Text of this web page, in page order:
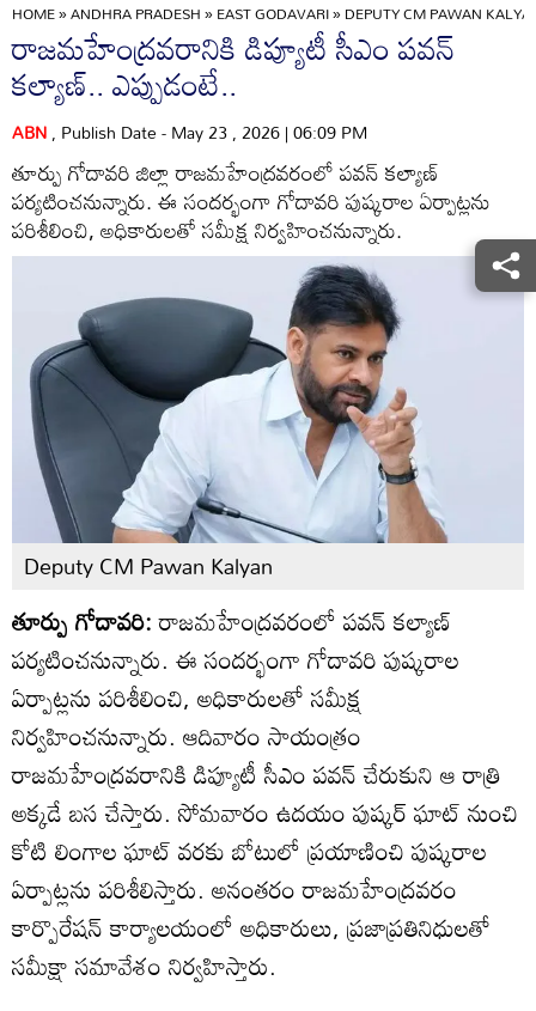
HOME»ANDHRA PRADESH»EAST GODAVARI»DEPUTY CM PAWAN
రాజమహేంద్రవరానికి డిప్యూటీ సీఎం పవన్
కల్యాణ్.. ఎప్పుడంటే..
ABN, Publish Date - May 23 , 2026 | 06:09 PM
తూర్పు గోదావరి జిల్లా రాజమహేంద్రవరంలో పవన్ కల్యాణ్
పర్యటించనున్నారు. ఈ సందర్భంగా గోదావరి పుష్కరాల ఏర్పాట్లను
పరిశీలించి, అధికారులతో సమీక్ష నిర్వహించనున్నారు.
Deputy CM Pawan Kalyan
తూర్పు గోదావరి:రాజమహేంద్రవరంలో పవన్ కల్యాణ్
పర్యటించనున్నారు. ఈ సందర్భంగా గోదావరి పుష్కరాల
ఏర్పాట్లను పరిశీలించి, అధికారులతో సమీక్ష
నిర్వహించనున్నారు. ఆదివారం సాయంత్రం
రాజమహేంద్రవరానికి డిప్యూటీ సీఎం పవన్ చేరుకుని ఆ రాత్రి
అక్కడే బస చేస్తారు. సోమవారం ఉదయం పుష్కర్ ఘాట్ నుంచి
కోటి లింగాల ఘాట్ వరకు బోటులో ప్రయాణించి పుష్కరాల
ఏర్పాట్లను పరిశీలిస్తారు. అనంతరం రాజమహేంద్రవరం
కార్పొరేషన్ కార్యాలయంలో అధికారులు, ప్రజాప్రతినిధులతో
సమీక్షా సమావేశం నిర్వహిస్తారు.